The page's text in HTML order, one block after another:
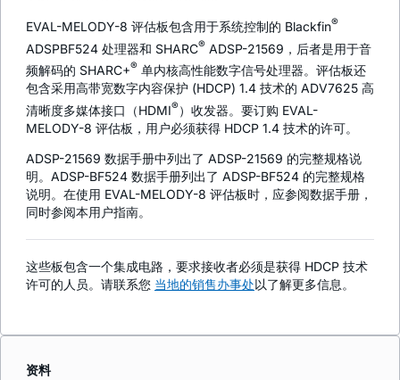
EVAL-MELODY-8 评估板包含用于系统控制的 Blackfin®
ADSPBF524 处理器和 SHARC® ADSP-21569，后者是用于音
频解码的 SHARC+® 单内核高性能数字信号处理器。评估板还
包含采用高带宽数字内容保护 (HDCP) 1.4 技术的 ADV7625 高
清晰度多媒体接口（HDMI®）收发器。要订购 EVAL-
MELODY-8 评估板，用户必须获得 HDCP 1.4 技术的许可。
ADSP-21569 数据手册中列出了 ADSP-21569 的完整规格说
明。ADSP-BF524 数据手册列出了 ADSP-BF524 的完整规格
说明。在使用 EVAL-MELODY-8 评估板时，应参阅数据手册，
同时参阅本用户指南。
这些板包含一个集成电路，要求接收者必须是获得 HDCP 技术
许可的人员。请联系您 当地的销售办事处以了解更多信息。
资料